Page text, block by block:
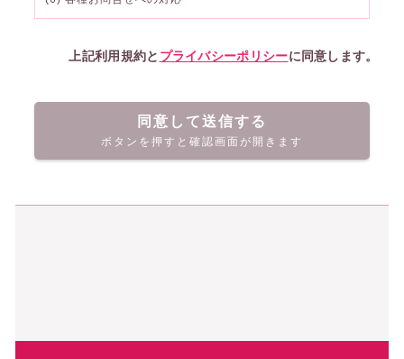
上記利用規約と プライバシーポリシーに同意します。
同意して送信する
ボタンを押すと確認画面が開きます